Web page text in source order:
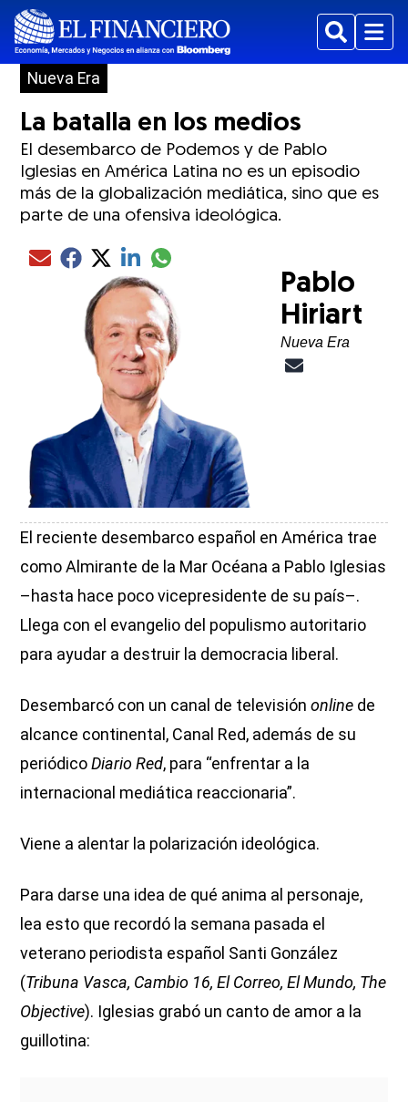
BuscarMenu
Nueva Era
La batalla en los medios
El desembarco de Podemos y de Pablo
Iglesias en América Latina no es un episodio
más de la globalización mediática, sino que es
parte de una ofensiva ideológica.
Compartir el artículo actual mediante Email
Compartir el artículo actual mediante Facebook
Compartir el artículo actual mediante Twitter
Compartir el artículo actual mediante LinkedIn
Compartir el artículo actual mediante
Pablo
Hiriart
Nueva Era
El reciente desembarco español en América trae
como Almirante de la Mar Océana a Pablo Iglesias
–hasta hace poco vicepresidente de su país–.
Llega con el evangelio del populismo autoritario
para ayudar a destruir la democracia liberal.
Desembarcó con un canal de televisión online de
alcance continental, Canal Red, además de su
periódicoDiario Red, para “enfrentar a la
internacional mediática reaccionaria”.
Viene a alentar la polarización ideológica.
Para darse una idea de qué anima al personaje,
lea esto que recordó la semana pasada el
veterano periodista español Santi González
(Tribuna Vasca, Cambio 16, El Correo, El Mundo, The
Objective). Iglesias grabó un canto de amor a la
guillotina: